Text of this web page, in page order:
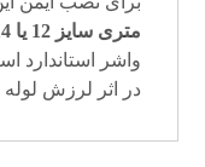
متری سایز 12 یا 14
واشر استاندارد
در اثر لرزش